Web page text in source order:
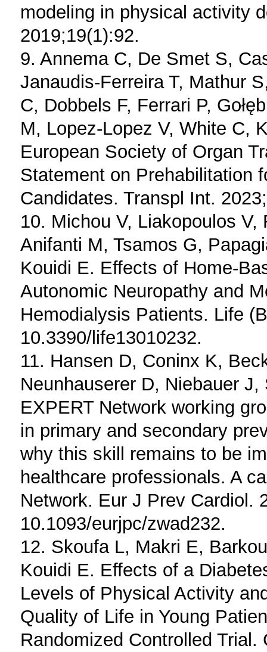
modeling in physical activity
2019;19(1):92.
9. Annema C, De Smet S,
Janaudis-Ferreira T, Mathur
C, Dobbels F, Ferrari P,
M, Lopez-Lopez V, White C,
European Society of Organ
Statement on Prehabilitation
Candidates. Transpl Int.
10. Michou V, Liakopoulos
Anifanti M, Tsamos G,
Kouidi E. Effects of Home-
Autonomic Neuropathy and
Hemodialysis Patients. Life
10.3390/life13010232.
11. Hansen D, Coninx K,
Neunhauserer D, Niebauer
EXPERT Network working
in primary and secondary
why this skill remains to be
healthcare professionals. A
Network. Eur J Prev Cardiol.
10.1093/eurjpc/zwad232.
12. Skoufa L, Makri E,
Kouidi E. Effects of a
Levels of Physical Activity
Quality of Life in Young
Randomized Controlled